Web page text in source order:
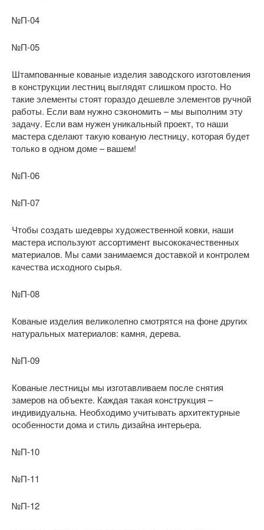
№П-04
№П-05
Штампованные кованые изделия заводского изготовления
в конструкции лестниц выглядят слишком просто. Но
такие элементы стоят гораздо дешевле элементов ручной
работы. Если вам нужно сэкономить – мы выполним эту
задачу. Если вам нужен уникальный проект, то наши
мастера сделают такую кованую лестницу, которая будет
только в одном доме – вашем!
№П-06
№П-07
Чтобы создать шедевры художественной ковки, наши
мастера используют ассортимент высококачественных
материалов. Мы сами занимаемся доставкой и контролем
качества исходного сырья.
№П-08
Кованые изделия великолепно смотрятся на фоне других
натуральных материалов: камня, дерева.
№П-09
Кованые лестницы мы изготавливаем после снятия
замеров на объекте. Каждая такая конструкция –
индивидуальна. Необходимо учитывать архитектурные
особенности дома и стиль дизайна интерьера.
№П-10
№П-11
№П-12